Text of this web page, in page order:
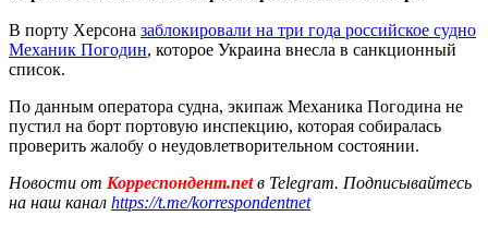
В порту Херсона заблокировали на три года российское судно
Механик Погодин, которое Украина внесла в санкционный
список.
По данным оператора судна, экипаж Механика Погодина не
пустил на борт портовую инспекцию, которая собиралась
проверить жалобу о неудовлетворительном состоянии.
Новости от Корреспондент.netв Telegram. Подписывайтесь
на наш канал https://t.me/korrespondentnet